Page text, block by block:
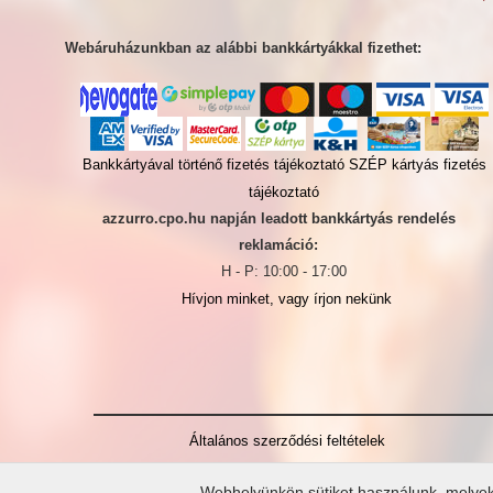
Webáruházunkban az alábbi bankkártyákkal fizethet:
Bankkártyával történő fizetés tájékoztató SZÉP kártyás fizetés
tájékoztató
azzurro.cpo.hu napján leadott bankkártyás rendelés
reklamáció:
H - P: 10:00 - 17:00
Hívjon minket, vagy írjon nekünk
Általános szerződési feltételek